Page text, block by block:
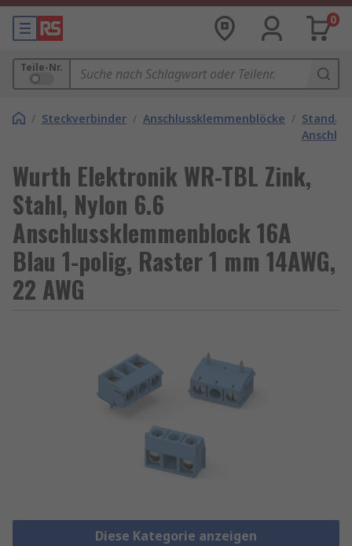
0
Teile-Nr.
/ Steckverbinder / Anschlussklemmenblöcke /
Wurth Elektronik WR-TBL Zink,
Stahl, Nylon 6.6
Anschlussklemmenblock 16A
Blau 1-polig, Raster 1 mm 14AWG,
22 AWG
Diese Kategorie anzeigen